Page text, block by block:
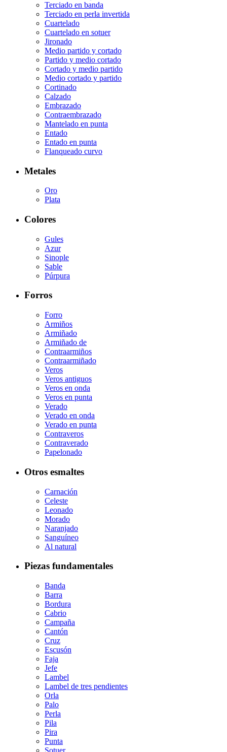
Terciado en banda
Terciado en perla invertida
Cuartelado
Cuartelado en sotuer
Jironado
Medio partido y cortado
Partido y medio cortado
Cortado y medio partido
Medio cortado y partido
Cortinado
Calzado
Embrazado
Contraembrazado
Mantelado en punta
Entado
Entado en punta
Flanqueado curvo
Metales
Oro
Plata
Colores
Gules
Azur
Sinople
Sable
Púrpura
Forros
Forro
Armiños
Armiñado
Armiñado de
Contraarmiños
Contraarmiñado
Veros
Veros antiguos
Veros en onda
Veros en punta
Verado
Verado en onda
Verado en punta
Contraveros
Contraverado
Papelonado
Otros esmaltes
Carnación
Celeste
Leonado
Morado
Naranjado
Sanguíneo
Al natural
Piezas fundamentales
Banda
Barra
Bordura
Cabrio
Campaña
Cantón
Cruz
Escusón
Faja
Jefe
Lambel
Lambel de tres pendientes
Orla
Palo
Perla
Pila
Pira
Punta
Sotuer